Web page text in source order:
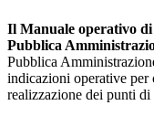
Il Manuale operativo
Pubblica
Pubblica
indicazioni operative per
realizzazione dei punti